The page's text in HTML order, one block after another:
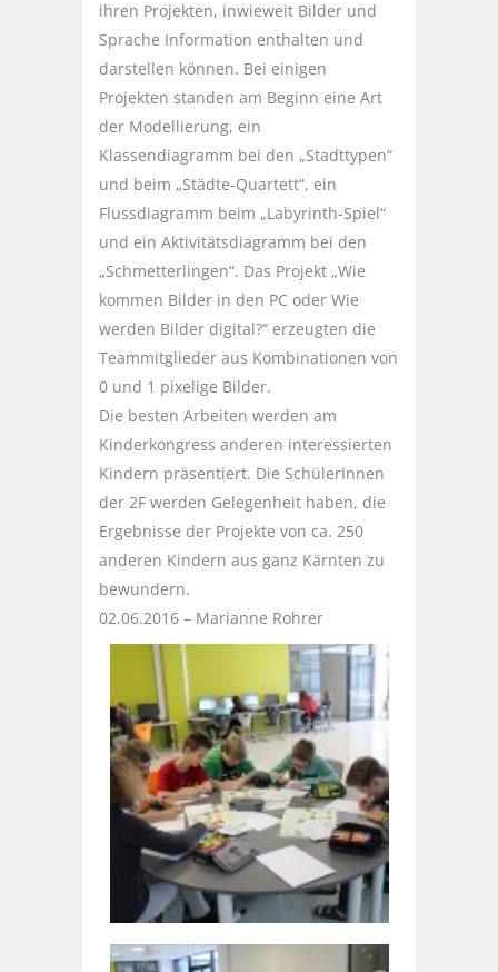
ihren Projekten, inwieweit Bilder und
Sprache Information enthalten und
darstellen können. Bei einigen
Projekten standen am Beginn eine Art
der Modellierung, ein
Klassendiagramm bei den „Stadttypen“
und beim „Städte-Quartett“, ein
Flussdiagramm beim „Labyrinth-Spiel“
und ein Aktivitätsdiagramm bei den
„Schmetterlingen“. Das Projekt „Wie
kommen Bilder in den PC oder Wie
werden Bilder digital?“ erzeugten die
Teammitglieder aus Kombinationen von
0 und 1 pixelige Bilder.
Die besten Arbeiten werden am
Kinderkongress anderen interessierten
Kindern präsentiert. Die SchülerInnen
der 2F werden Gelegenheit haben, die
Ergebnisse der Projekte von ca. 250
anderen Kindern aus ganz Kärnten zu
bewundern.
02.06.2016 – Marianne Rohrer